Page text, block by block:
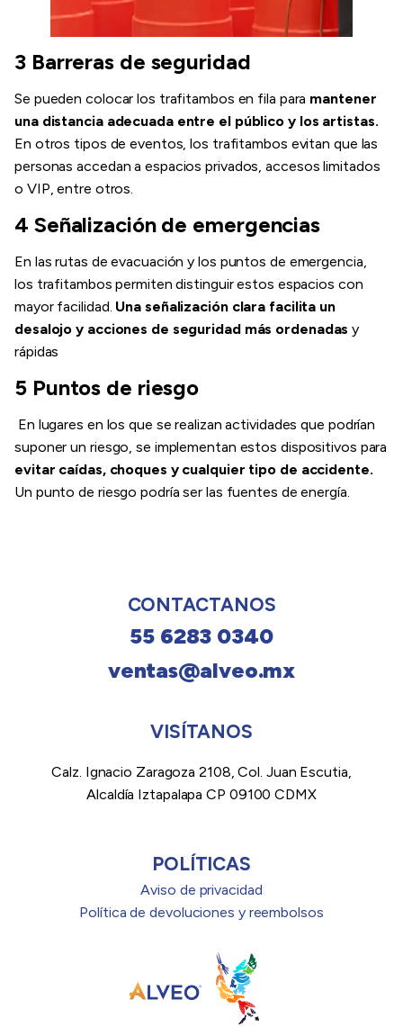
3 Barreras de seguridad
Se pueden colocar los trafitambos en fila para mantener
una distancia adecuada entre el público y los artistas.
En otros tipos de eventos, los trafitambos evitan que las
personas accedan a espacios privados, accesos limitados
o VIP, entre otros.
4 Señalización de emergencias
En las rutas de evacuación y los puntos de emergencia,
los trafitambos permiten distinguir estos espacios con
mayor facilidad. Una señalización clara facilita un
desalojo y acciones de seguridad más ordenadasy
rápidas
5 Puntos de riesgo
En lugares en los que se realizan actividades que podrían
suponer un riesgo, se implementan estos dispositivos para
evitar caídas, choques y cualquier tipo de accidente.
Un punto de riesgo podría ser las fuentes de energía.
CONTACTANOS
55 6283 0340
ventas@alveo.mx
VISÍTANOS
Calz. Ignacio Zaragoza 2108, Col. Juan Escutia,
Alcaldía Iztapalapa CP 09100 CDMX
POLÍTICAS
Aviso de privacidad
Política de devoluciones y reembolsos